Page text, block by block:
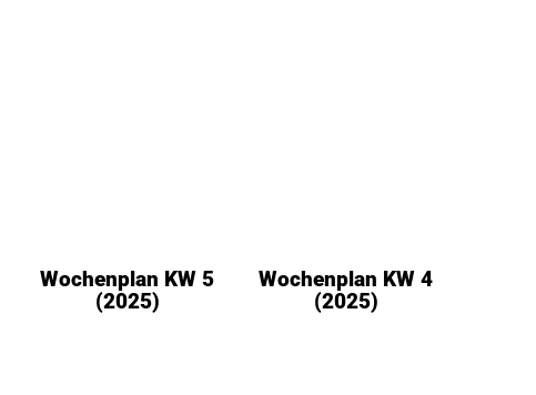
Wochenplan KW 5
(2025)
Wochenplan KW 4
(2025)